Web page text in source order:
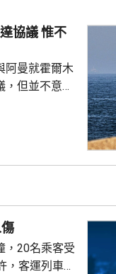
議院今日通
參議院預計
惟不
阿曼就霍爾木
但並不意味
，包括美國
判。一旦美國
，20名乘客受
客運列車當